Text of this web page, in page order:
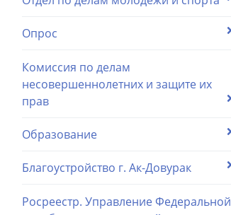
Опрос
Комиссия по делам
несовершеннолетних и защите их
прав
Образование
Благоустройство г. Ак-Довурак
Росреестр. Управление Федеральной